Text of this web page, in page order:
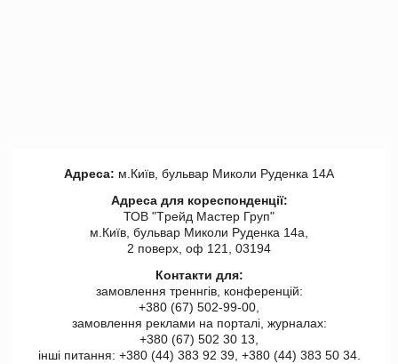
Адреса: м.Київ, бульвар Миколи Руденка 14А
Адреса для кореспонденції:
ТОВ "Tрейд Мастер Груп"
м.Київ, бульвар Миколи Руденка 14а,
2 поверх, оф 121, 03194
Контакти для:
замовлення треннгів, конференцій:
+380 (67) 502-99-00,
замовлення реклами на порталі, журналах:
+380 (67) 502 30 13,
інші питання: +380 (44) 383 92 39, +380 (44) 383 50 34.